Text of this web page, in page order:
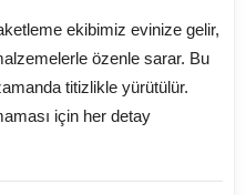
ekibimiz evinize gelir,
özenle sarar. Bu
titizlikle yürütülür.
için her detay